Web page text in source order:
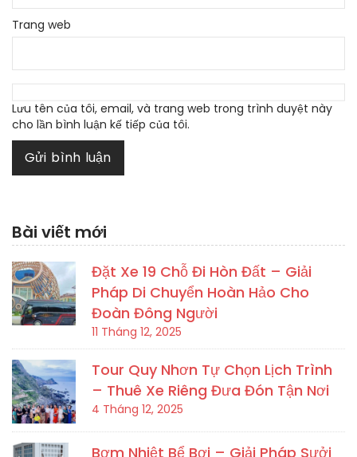
Trang web
Lưu tên của tôi, email, và trang web trong trình duyệt này
cho lần bình luận kế tiếp của tôi.
Bài viết mới
Đặt Xe 19 Chỗ Đi Hòn Đất – Giải
Pháp Di Chuyển Hoàn Hảo Cho
Đoàn Đông Người
11 Tháng 12, 2025
Tour Quy Nhơn Tự Chọn Lịch Trình
– Thuê Xe Riêng Đưa Đón Tận Nơi
4 Tháng 12, 2025
Bơm Nhiệt Bể Bơi – Giải Pháp Sưởi